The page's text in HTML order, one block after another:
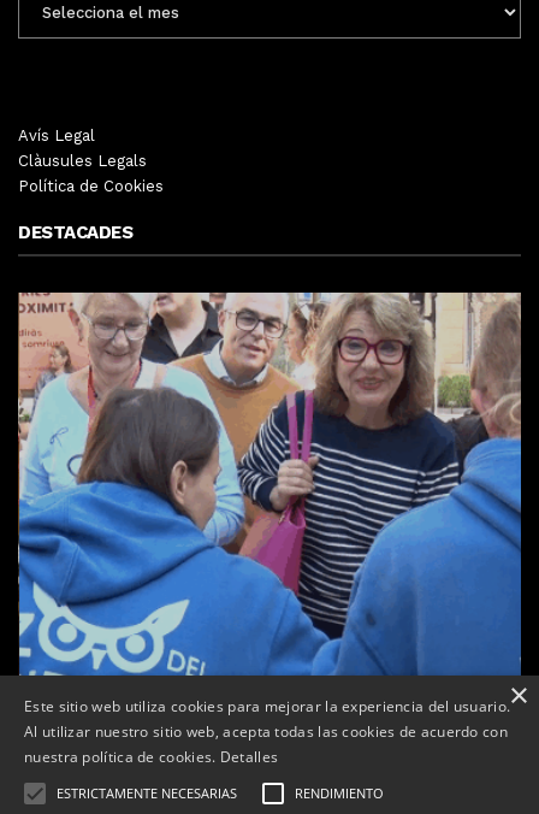
MENSUALS
Avís Legal
Clàusules Legals
Política de Cookies
DESTACADES
Tàrrega celebra la 25a Fira del Medi Ambient
Per Tàrrega Televisió 18, octubre, 2025 - 12:26
×
Este sitio web utiliza cookies para mejorar la experiencia del usuario.
Al utilizar nuestro sitio web, acepta todas las cookies de acuerdo con
nuestra política de cookies. Detalles
ESTRICTAMENTE NECESARIAS RENDIMIENTO